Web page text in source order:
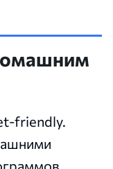
friendly.